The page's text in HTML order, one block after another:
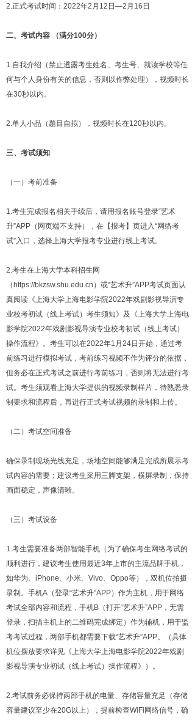
2.正式考试时间：2022年2月12日—2月16日
二、考试内容 （满分100分）
1.自我介绍（禁止透露考生姓名、考生号、就读学校等任
何与个人身份有关的信息，否则以作弊处理），视频时长
在30秒以内。
2.单人小品（题目自拟），视频时长在120秒以内。
三、考试须知
（一）考前准备
1.考生完成报名相关手续后，请用报名账号登录“艺术
升”APP（网页端不支持），在【报考】页进入“网络考
试”入口，选择上海大学报考专业进行线上考试。
2.考生在上海大学本科招生网
（https://bkzsw.shu.edu.cn）或“艺术升”APP考试页面认
真阅读《上海大学上海电影学院2022年戏剧影视导演专
业校考初试（线上考试）考生须知》及《上海大学上海电
影学院2022年戏剧影视导演专业校考初试（线上考试）
操作流程》。考生可以在2022年1月24日开始，通过考
前练习进行模拟考试，考前练习视频不作为评分的依据，
但务必在正式考试之前进行考前练习，否则将无法进行考
试。考生须观看上海大学提供的视频录制样片，待熟悉录
制要求和流程后，再进行正式考试视频的录制和上传。
（二）考试空间准备
确保录制现场光线充足，场地空间能够满足完成所展示考
试内容的需要；建议考生采用三脚支架，横屏录制，保持
画面稳定，声像清晰。
（三）考试设备
1.考生需要准备两部智能手机（为了确保考生网络考试的
顺利进行，建议考生使用最近3年上市的主流品牌手机，
如华为、iPhone、小米、Vivo、Oppo等），双机位拍摄
录制。手机A（登录“艺术升”APP）作为主机，用于网络
考试全部内容和流程，手机B（打开“艺术升”APP，无需
登录，扫描主机上的二维码完成绑定）作为辅机，用于监
考考试过程，两部手机都需要下载“艺术升”APP。（具体
机位摆放要求详见《上海大学上海电影学院2022年戏剧
影视导演专业初试（线上考试）操作流程》）。
2.考试前务必保持两部手机的电量、存储容量充足（存储
容量建议至少在20G以上），提前检查WiFi网络信号，确